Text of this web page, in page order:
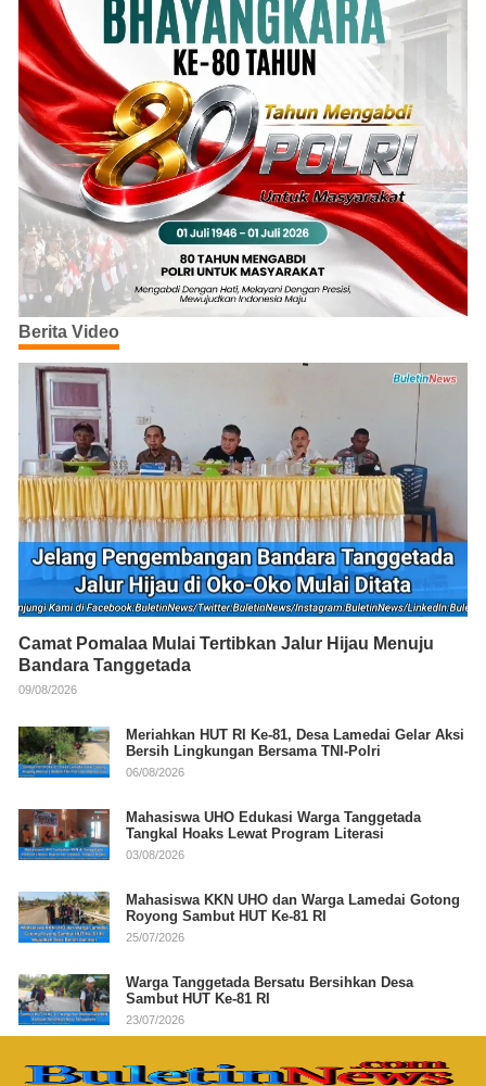
Berita Video
Camat Pomalaa Mulai Tertibkan Jalur Hijau Menuju
Bandara Tanggetada
09/08/2026
Meriahkan HUT RI Ke-81, Desa Lamedai Gelar Aksi
Bersih Lingkungan Bersama TNI-Polri
06/08/2026
Mahasiswa UHO Edukasi Warga Tanggetada
Tangkal Hoaks Lewat Program Literasi
03/08/2026
Mahasiswa KKN UHO dan Warga Lamedai Gotong
Royong Sambut HUT Ke-81 RI
25/07/2026
Warga Tanggetada Bersatu Bersihkan Desa
Sambut HUT Ke-81 RI
23/07/2026